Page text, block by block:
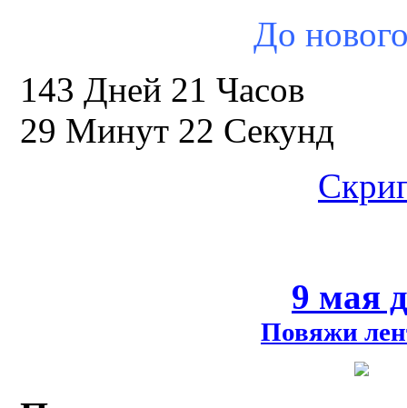
До
143 Дней 21 Часов
29 Минут 21 Секунд
9 мая
Повяжи